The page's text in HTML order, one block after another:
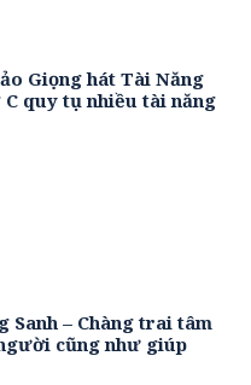
Giọng hát Tài Năng
C quy tụ nhiều tài năng
Sanh – Chàng trai tâm
cũng như giúp